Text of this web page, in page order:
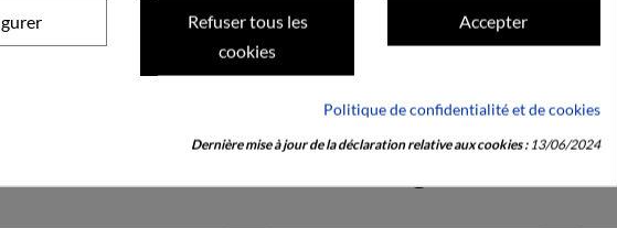
Accepter
Refuser tous les
cookies
Politique de confidentialité et de cookies
Dernière mise à jour de la déclaration relative aux cookies :13/06/2024